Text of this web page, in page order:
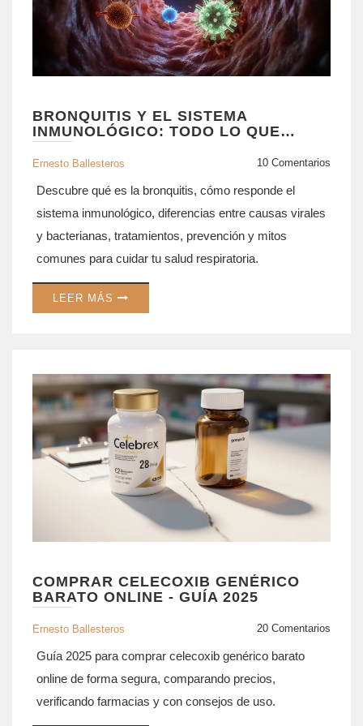
BRONQUITIS Y EL SISTEMA
INMUNOLÓGICO: TODO LO QUE
DEBES SABER
Ernesto Ballesteros 10 Comentarios
Descubre qué es la bronquitis, cómo responde el
sistema inmunológico, diferencias entre causas virales
y bacterianas, tratamientos, prevención y mitos
comunes para cuidar tu salud respiratoria.
LEER MÁS
COMPRAR CELECOXIB GENÉRICO
BARATO ONLINE - GUÍA 2025
Ernesto Ballesteros 20 Comentarios
Guía 2025 para comprar celecoxib genérico barato
online de forma segura, comparando precios,
verificando farmacias y con consejos de uso.